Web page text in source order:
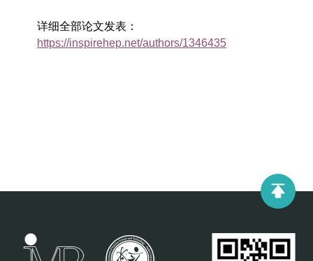
详细全部论文发表：
https://inspirehep.net/authors/1346435